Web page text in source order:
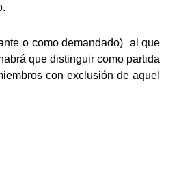
o como demandado) al que
que distinguir como partida
con exclusión de aquel